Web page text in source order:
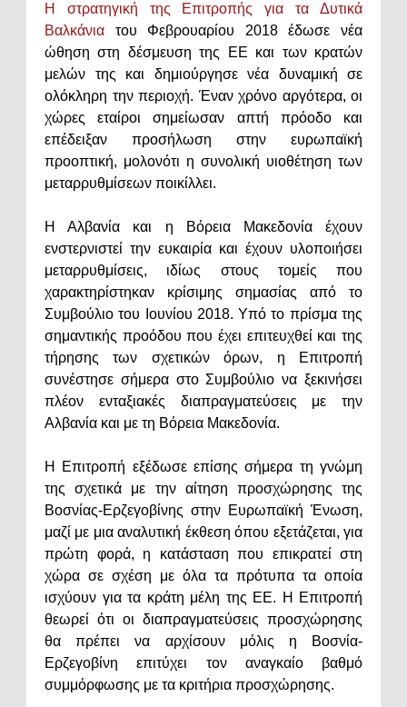
Η στρατηγική της Επιτροπής για τα Δυτικά
Βαλκάνια του Φεβρουαρίου 2018 έδωσε νέα
ώθηση στη δέσμευση της ΕΕ και των κρατών
μελών της και δημιούργησε νέα δυναμική σε
ολόκληρη την περιοχή. Έναν χρόνο αργότερα, οι
χώρες εταίροι σημείωσαν απτή πρόοδο και
επέδειξαν προσήλωση στην ευρωπαϊκή
προοπτική, μολονότι η συνολική υιοθέτηση των
μεταρρυθμίσεων ποικίλλει.
Η Αλβανία και η Βόρεια Μακεδονία έχουν
ενστερνιστεί την ευκαιρία και έχουν υλοποιήσει
μεταρρυθμίσεις, ιδίως στους τομείς που
χαρακτηρίστηκαν κρίσιμης σημασίας από το
Συμβούλιο του Ιουνίου 2018. Υπό το πρίσμα της
σημαντικής προόδου που έχει επιτευχθεί και της
τήρησης των σχετικών όρων, η Επιτροπή
συνέστησε σήμερα στο Συμβούλιο να ξεκινήσει
πλέον ενταξιακές διαπραγματεύσεις με την
Αλβανία και με τη Βόρεια Μακεδονία.
Η Επιτροπή εξέδωσε επίσης σήμερα τη γνώμη
της σχετικά με την αίτηση προσχώρησης της
Βοσνίας-Ερζεγοβίνης στην Ευρωπαϊκή Ένωση,
μαζί με μια αναλυτική έκθεση όπου εξετάζεται, για
πρώτη φορά, η κατάσταση που επικρατεί στη
χώρα σε σχέση με όλα τα πρότυπα τα οποία
ισχύουν για τα κράτη μέλη της ΕΕ. Η Επιτροπή
θεωρεί ότι οι διαπραγματεύσεις προσχώρησης
θα πρέπει να αρχίσουν μόλις η Βοσνία-
Ερζεγοβίνη επιτύχει τον αναγκαίο βαθμό
συμμόρφωσης με τα κριτήρια προσχώρησης.